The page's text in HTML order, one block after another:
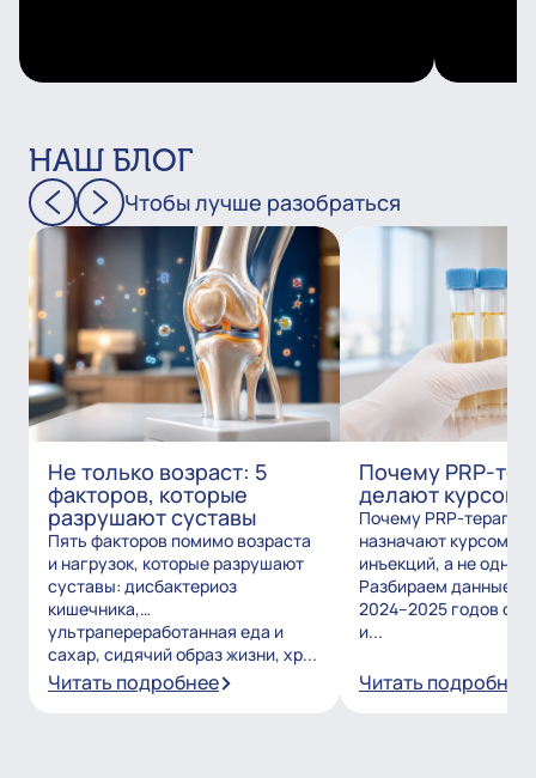
НАШ БЛОГ
Чтобы лучше разобраться
Не только возраст: 5
факторов, которые
разрушают суставы
Пять факторов помимо возраста
и нагрузок, которые разрушают
суставы: дисбактериоз
кишечника,
ультрапереработанная еда и
сахар, сидячий образ жизни, хр...
Читать подробнее
Почему PRP-
делают курсом?
Почему PRP-
назначают курсом из
инъекций, а не
Разбираем данные
2024–2025 годов о
и...
Читать подробнее